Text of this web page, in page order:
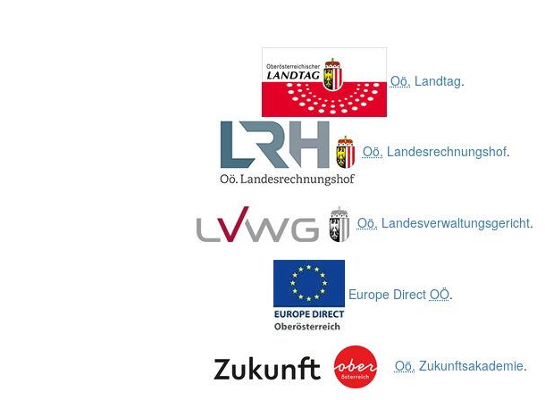
Oö. Landtag.
Oö. Landesrechnungshof.
Oö. Landesverwaltungsgericht.
Europe Direct OÖ.
Oö. Zukunftsakademie.